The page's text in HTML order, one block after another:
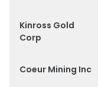
Kinross Gold
Corp
Coeur Mining Inc